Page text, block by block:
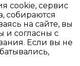
cookie, сервис
собираются
на сайте, вы
и согласны с
Если вы не